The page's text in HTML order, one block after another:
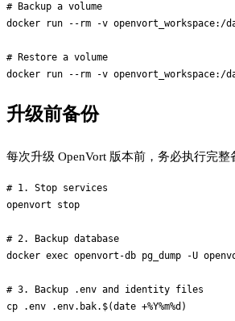
# Backup a volume
docker run --rm -v openvort_workspace:/
# Restore a volume
升级前备份
每次升级 OpenVort 版本前，务必执行完整
# 1. Stop services
openvort stop
# 2. Backup database
docker exec openvort-db pg_dump -U
# 3. Backup .env and identity files
cp .env .env.bak.$(date +%Y%m%d)